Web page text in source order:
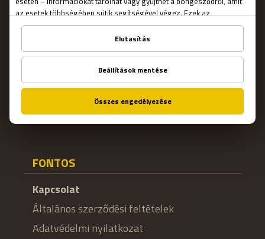
Hogyan működik?
Szabadulószobák
Csapatépítő
FONTOS
Kapcsolat
Általános szerződési feltételek
Adatvédelmi nyilatkozat